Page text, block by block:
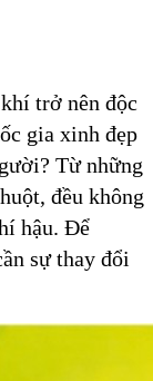
trở nên độc
gia xinh đẹp
Từ những
đều không
hậu. Để
sự thay đổi